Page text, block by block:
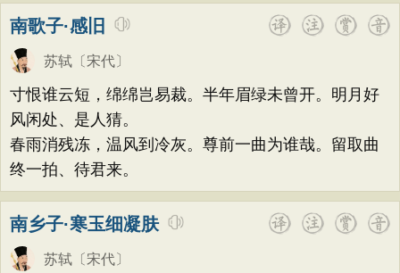
读书
秋思 梅花
叙事
饮酒
落花
劝学
论诗 游仙 节日
春节
元宵节
王勃
张祜 岳飞
姚合
卢纶
秦观
方干
李峤 赵嘏 贺铸 郑谷
郑燮
张说
张炎
刘禹锡
李商隐 陶渊明
孟浩然
柳宗元
温庭筠
刘长卿
杨万里
诸葛亮
南歌子·感旧
苏轼 〔宋代〕
寸恨谁云短，绵绵岂易裁。半年眉绿未曾开。明月好
风闲处、是人猜。
春雨消残冻，温风到冷灰。尊前一曲为谁哉。留取曲
终一拍、待君来。
南乡子·寒玉细凝肤
苏轼 〔宋代〕